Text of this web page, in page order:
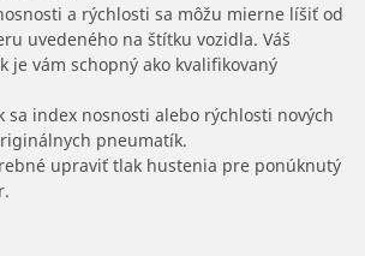
a rýchlosti sa môžu mierne líšiť od
uvedeného na štítku vozidla. Váš
je vám schopný ako kvalifikovaný
sa index nosnosti alebo rýchlosti nových
pneumatík.
upraviť tlak hustenia pre ponúknutý